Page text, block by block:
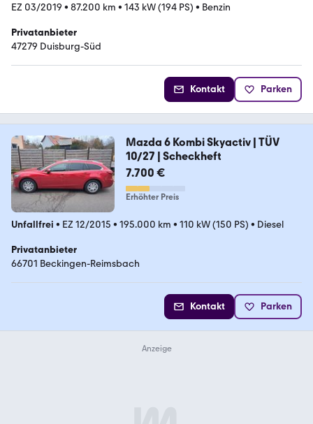
EZ 03/2019 • 87.200 km • 143 kW (194 PS) • Benzin
Privatanbieter
47279 Duisburg-Süd
Kontakt Parken
Mazda 6 Kombi Skyactiv | TÜV
10/27 | Scheckheft
7.700 €
Erhöhter Preis
Unfallfrei • EZ 12/2015 • 195.000 km • 110 kW (150 PS) • Diesel
Privatanbieter
66701 Beckingen-Reimsbach
Kontakt Parken